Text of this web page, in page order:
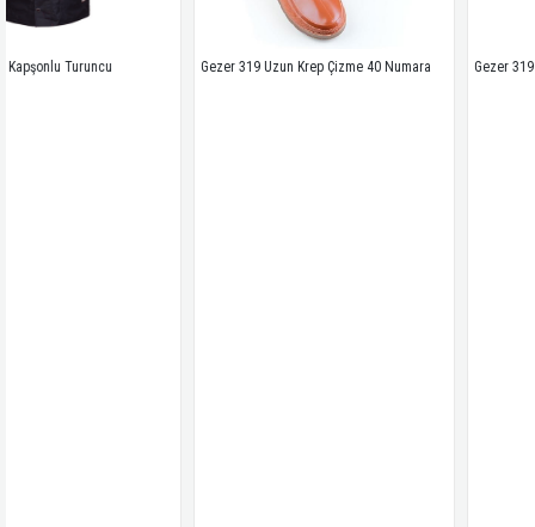
Gezer 319 Uzun Krep Çizme 40 Numara Gezer 319 Uzun Krep